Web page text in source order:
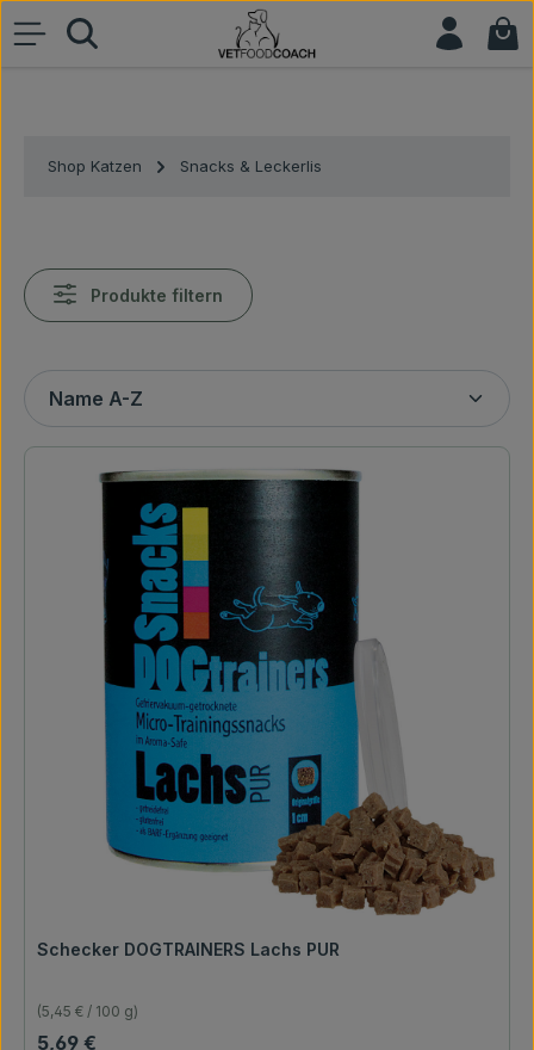
Zum Hauptinhalt springen
Shop Katzen Snacks & Leckerlis
Produkte filtern
Schecker DOGTRAINERS Lachs PUR
(5,45 € / 100 g)
Regulärer Preis:
5,69 €